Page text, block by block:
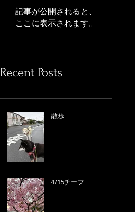
記事が公開されると、
ここに表示されます。
Recent Posts
散歩
4/15チーフ